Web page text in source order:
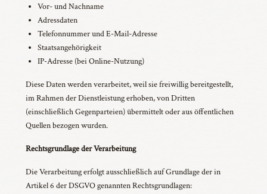
Vor- und Nachname
Adressdaten
Telefonnummer und E-Mail-Adresse
Staatsangehörigkeit
IP-Adresse (bei Online-Nutzung)
Diese Daten werden verarbeitet, weil sie freiwillig bereitgestellt,
im Rahmen der Dienstleistung erhoben, von Dritten
(einschließlich Gegenparteien) übermittelt oder aus öffentlichen
Quellen bezogen wurden.
Rechtsgrundlage der Verarbeitung
Die Verarbeitung erfolgt ausschließlich auf Grundlage der in
Artikel 6 der DSGVO genannten Rechtsgrundlagen: